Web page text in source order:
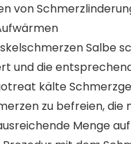
von
Salbe
und die
kälte
zu befreien,
ausreichende Menge